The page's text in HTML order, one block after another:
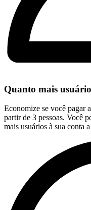
Quanto mais
Economize se você pagar
partir de 3 pessoas. Você
mais usuários à sua conta